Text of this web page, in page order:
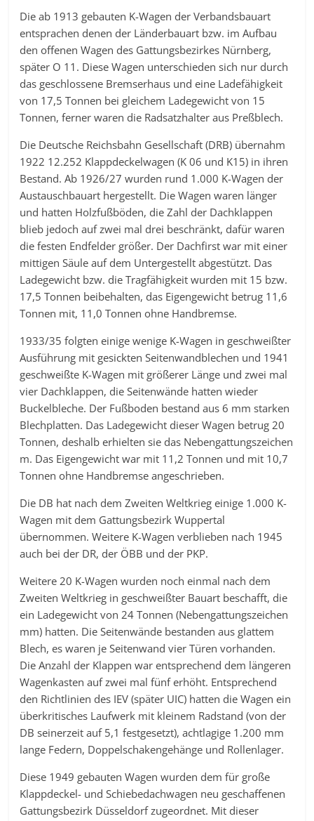
Die ab 1913 gebauten K-Wagen der Verbandsbauart
entsprachen denen der Länderbauart bzw. im Aufbau
den offenen Wagen des Gattungsbezirkes Nürnberg,
später O 11. Diese Wagen unterschieden sich nur durch
das geschlossene Bremserhaus und eine Ladefähigkeit
von 17,5 Tonnen bei gleichem Ladegewicht von 15
Tonnen, ferner waren die Radsatzhalter aus Preßblech.
Die Deutsche Reichsbahn Gesellschaft (DRB) übernahm
1922 12.252 Klappdeckelwagen (K 06 und K15) in ihren
Bestand. Ab 1926/27 wurden rund 1.000 K-Wagen der
Austauschbauart hergestellt. Die Wagen waren länger
und hatten Holzfußböden, die Zahl der Dachklappen
blieb jedoch auf zwei mal drei beschränkt, dafür waren
die festen Endfelder größer. Der Dachfirst war mit einer
mittigen Säule auf dem Untergestellt abgestützt. Das
Ladegewicht bzw. die Tragfähigkeit wurden mit 15 bzw.
17,5 Tonnen beibehalten, das Eigengewicht betrug 11,6
Tonnen mit, 11,0 Tonnen ohne Handbremse.
1933/35 folgten einige wenige K-Wagen in geschweißter
Ausführung mit gesickten Seitenwandblechen und 1941
geschweißte K-Wagen mit größerer Länge und zwei mal
vier Dachklappen, die Seitenwände hatten wieder
Buckelbleche. Der Fußboden bestand aus 6 mm starken
Blechplatten. Das Ladegewicht dieser Wagen betrug 20
Tonnen, deshalb erhielten sie das Nebengattungszeichen
m. Das Eigengewicht war mit 11,2 Tonnen und mit 10,7
Tonnen ohne Handbremse angeschrieben.
Die DB hat nach dem Zweiten Weltkrieg einige 1.000 K-
Wagen mit dem Gattungsbezirk Wuppertal
übernommen. Weitere K-Wagen verblieben nach 1945
auch bei der DR, der ÖBB und der PKP.
Weitere 20 K-Wagen wurden noch einmal nach dem
Zweiten Weltkrieg in geschweißter Bauart beschafft, die
ein Ladegewicht von 24 Tonnen (Nebengattungszeichen
mm) hatten. Die Seitenwände bestanden aus glattem
Blech, es waren je Seitenwand vier Türen vorhanden.
Die Anzahl der Klappen war entsprechend dem längeren
Wagenkasten auf zwei mal fünf erhöht. Entsprechend
den Richtlinien des IEV (später UIC) hatten die Wagen ein
überkritisches Laufwerk mit kleinem Radstand (von der
DB seinerzeit auf 5,1 festgesetzt), achtlagige 1.200 mm
lange Federn, Doppelschakengehänge und Rollenlager.
Diese 1949 gebauten Wagen wurden dem für große
Klappdeckel- und Schiebedachwagen neu geschaffenen
Gattungsbezirk Düsseldorf zugeordnet. Mit dieser